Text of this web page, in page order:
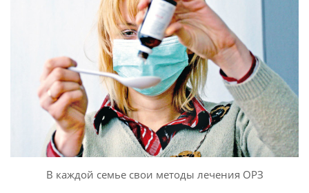
В каждой семье свои методы лечения ОРЗ